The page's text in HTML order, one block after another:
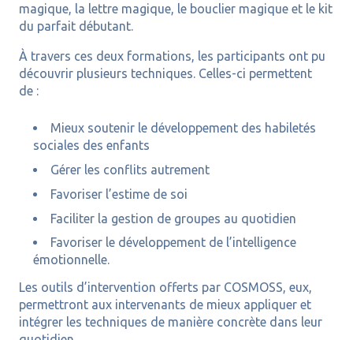
magique, la lettre magique, le bouclier magique et le kit
du parfait débutant.
À travers ces deux formations, les participants ont pu
découvrir plusieurs techniques. Celles-ci permettent
de :
Mieux soutenir le développement des habiletés
sociales des enfants
Gérer les conflits autrement
Favoriser l’estime de soi
Faciliter la gestion de groupes au quotidien
Favoriser le développement de l’intelligence
émotionnelle.
Les outils d’intervention offerts par COSMOSS, eux,
permettront aux intervenants de mieux appliquer et
intégrer les techniques de manière concrète dans leur